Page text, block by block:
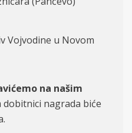
Vojvodine u Novom
na našim
dobitnici nagrada biće